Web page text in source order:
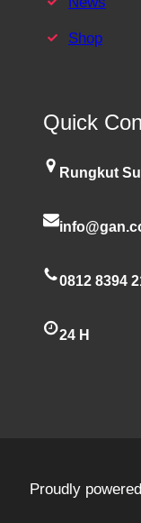
Shop
Quick
Rungkut
0812 8394
24 H
Proudly